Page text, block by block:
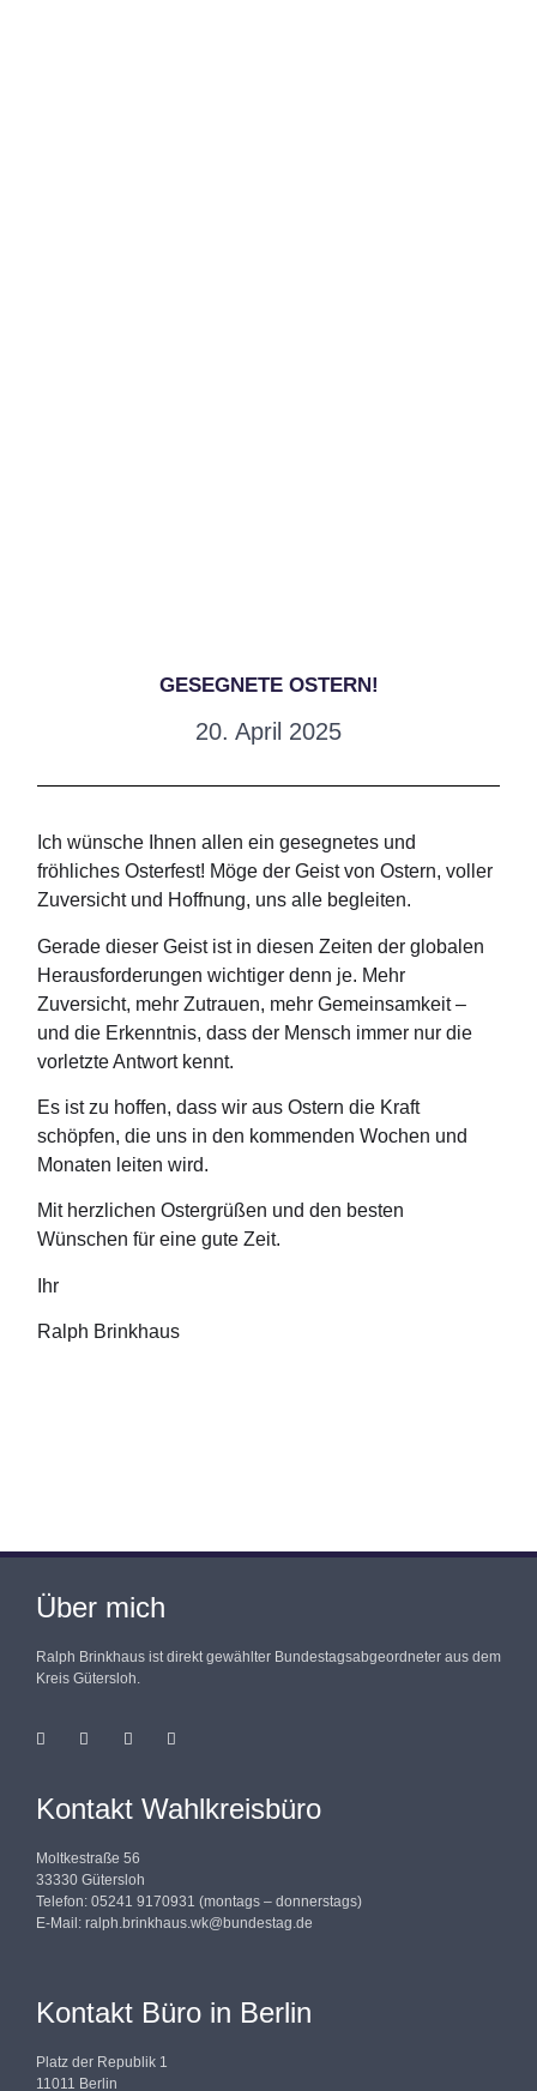
GESEGNETE OSTERN!
20. April 2025
Ich wünsche Ihnen allen ein gesegnetes und
fröhliches Osterfest! Möge der Geist von Ostern, voller
Zuversicht und Hoffnung, uns alle begleiten.
Gerade dieser Geist ist in diesen Zeiten der globalen
Herausforderungen wichtiger denn je. Mehr
Zuversicht, mehr Zutrauen, mehr Gemeinsamkeit –
und die Erkenntnis, dass der Mensch immer nur die
vorletzte Antwort kennt.
Es ist zu hoffen, dass wir aus Ostern die Kraft
schöpfen, die uns in den kommenden Wochen und
Monaten leiten wird.
Mit herzlichen Ostergrüßen und den besten
Wünschen für eine gute Zeit.
Ihr
Ralph Brinkhaus
Über mich
Ralph Brinkhaus ist direkt gewählter Bundestagsabgeordneter aus dem
Kreis Gütersloh.
Kontakt Wahlkreisbüro
Moltkestraße 56
33330 Gütersloh
Telefon: 05241 9170931 (montags – donnerstags)
E-Mail: ralph.brinkhaus.wk@bundestag.de
Kontakt Büro in Berlin
Platz der Republik 1
11011 Berlin